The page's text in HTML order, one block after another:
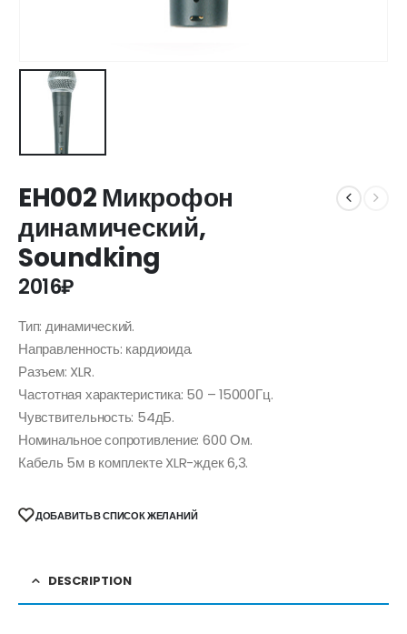
EH002 Микрофон
динамический,
Soundking
2016₽
Тип: динамический.
Направленность: кардиоида.
Разъем: XLR.
Частотная характеристика: 50 – 15000Гц.
Чувствительность: 54дБ.
Номинальное сопротивление: 600 Ом.
Кабель 5м в комплекте XLR-ждек 6,3.
ДОБАВИТЬ В СПИСОК ЖЕЛАНИЙ
DESCRIPTION